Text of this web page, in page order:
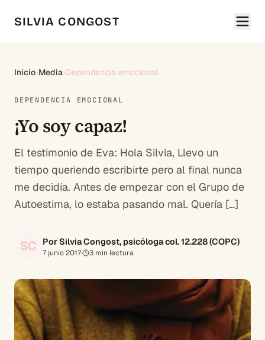
SILVIA CONGOST
Inicio›Media›Dependencia emocional
DEPENDENCIA EMOCIONAL
¡Yo soy capaz!
El testimonio de Eva: Hola Silvia, Llevo un
tiempo queriendo escribirte pero al final nunca
me decidía. Antes de empezar con el Grupo de
Autoestima, lo estaba pasando mal. Quería […]
SC Por Silvia Congost, psicóloga col. 12.228 (COPC)
7 junio 2017· 3 min lectura